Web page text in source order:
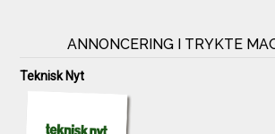
ANNONCERING I TRYKTE
Teknisk Nyt